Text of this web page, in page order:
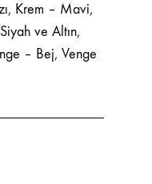
, Krem – Mavi,
ve Altın,
– Bej, Venge